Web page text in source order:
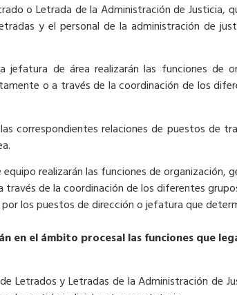
o Letrada de la Administración de Justicia,
y el personal de la administración de
jefatura de área realizarán las funciones de
o a través de la coordinación de los
correspondientes relaciones de puestos de
realizarán las funciones de organización,
de la coordinación de los diferentes
los puestos de dirección o jefatura que
en el ámbito procesal las funciones que
Letrados y Letradas de la Administración de